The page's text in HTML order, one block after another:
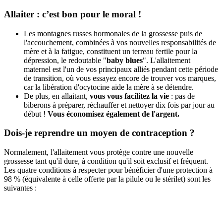
Allaiter : c’est bon pour le moral !
Les montagnes russes hormonales de la grossesse puis de
l'accouchement, combinées à vos nouvelles responsabilités de
mère et à la fatigue, constituent un terreau fertile pour la
dépression, le redoutable "baby blues". L'allaitement
maternel est l'un de vos principaux alliés pendant cette période
de transition, où vous essayez encore de trouver vos marques,
car la libération d'ocytocine aide la mère à se détendre.
De plus, en allaitant, vous vous facilitez la vie : pas de
biberons à préparer, réchauffer et nettoyer dix fois par jour au
début ! Vous économisez également de l'argent.
Dois-je reprendre un moyen de contraception ?
Normalement, l'allaitement vous protège contre une nouvelle
grossesse tant qu'il dure, à condition qu'il soit exclusif et fréquent.
Les quatre conditions à respecter pour bénéficier d'une protection à
98 % (équivalente à celle offerte par la pilule ou le stérilet) sont les
suivantes :